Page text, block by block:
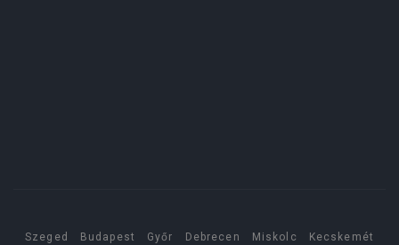
Szeged Budapest Győr Debrecen Miskolc Kecskemét